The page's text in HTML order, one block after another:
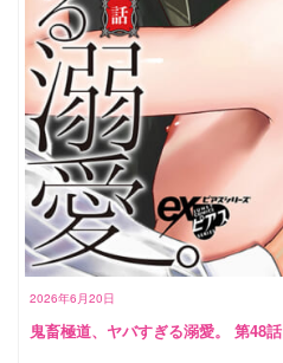
2026年6月20日
鬼畜極道、ヤバすぎる溺愛。 第48話